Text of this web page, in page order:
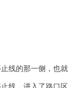
线的那一侧，也
线，进入了路口区